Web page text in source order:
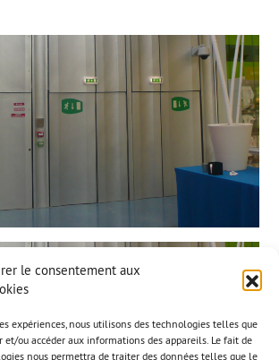
le consentement aux
expériences, nous utilisons des technologies telles que
et/ou accéder aux informations des appareils. Le fait de
nous permettra de traiter des données telles que le